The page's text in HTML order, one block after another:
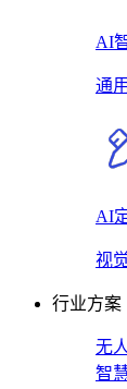
AI
通
AI
视
行业方案
无
智